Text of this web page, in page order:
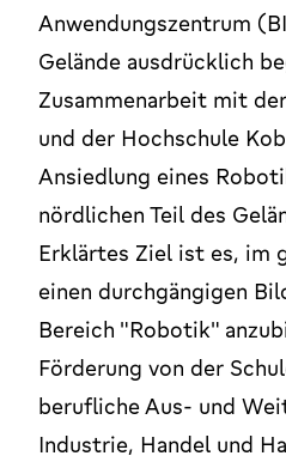
Anwendungszentrum
Gelände ausdrücklich
Zusammenarbeit mit
und der Hochschule
Ansiedlung eines
nördlichen Teil des
Erklärtes Ziel ist es, im
einen durchgängigen
Bereich "Robotik"
Förderung von der
berufliche Aus- und
Industrie, Handel und